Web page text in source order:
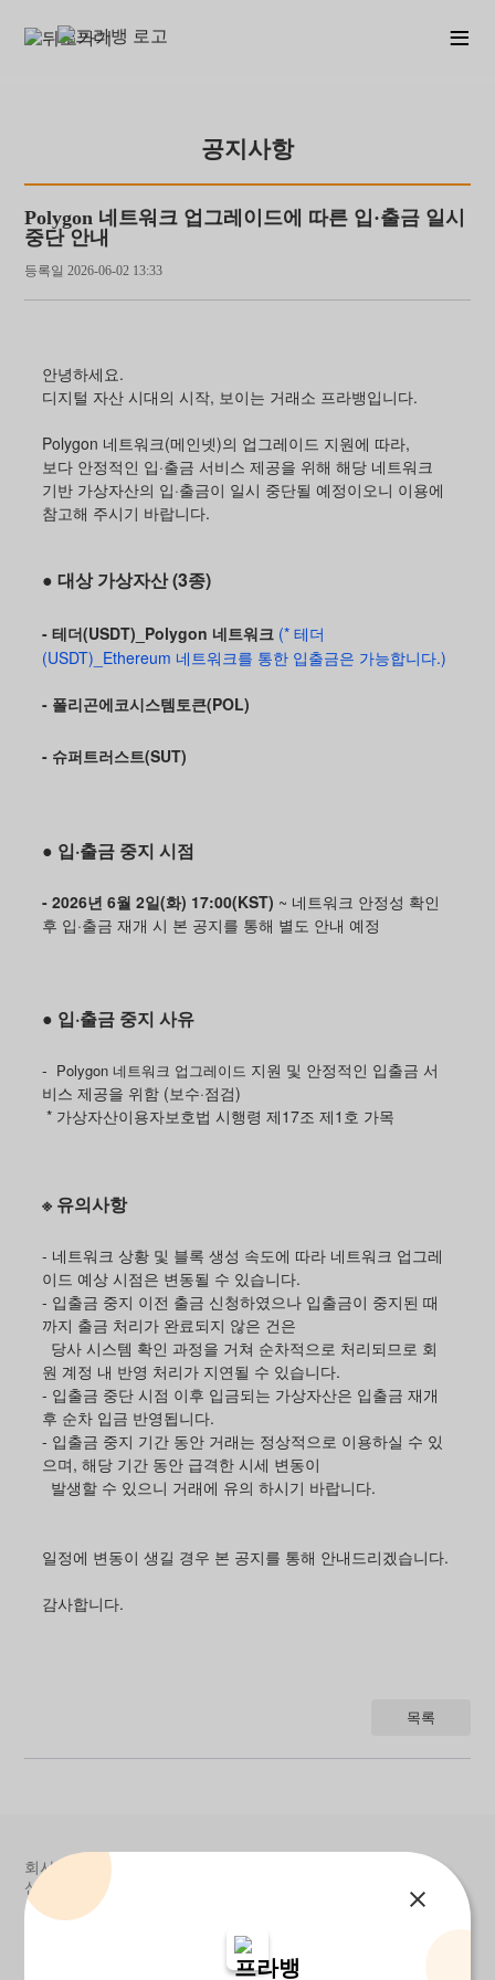
≡
공지사항
Polygon 네트워크 업그레이드에 따른 입·출금 일시
중단 안내
등록일2026-06-02 13:33
안녕하세요.
디지털 자산 시대의 시작, 보이는 거래소 프라뱅입니다.
Polygon 네트워크(메인넷)의 업그레이드 지원에 따라,
보다 안정적인 입·출금 서비스 제공을 위해 해당 네트워크
기반 가상자산의 입·출금이 일시 중단될 예정이오니 이용에
참고해 주시기 바랍니다.
● 대상 가상자산 (3종)
- 테더(USDT)_Polygon 네트워크 (* 테더
(USDT)_Ethereum 네트워크를 통한 입출금은 가능합니다.)
- 폴리곤에코시스템토큰(POL)
- 슈퍼트러스트(SUT)
● 입·출금 중지 시점
- 2026년 6월 2일(화) 17:00(KST) ~ 네트워크 안정성 확인
후 입·출금 재개 시 본 공지를 통해 별도 안내 예정
● 입·출금 중지 사유
- Polygon 네트워크 업그레이드 지원 및 안정적인 입출금 서
비스 제공을 위함 (보수·점검)
* 가상자산이용자보호법 시행령 제17조 제1호 가목
※ 유의사항
- 네트워크 상황 및 블록 생성 속도에 따라 네트워크 업그레
이드 예상 시점은 변동될 수 있습니다.
- 입출금 중지 이전 출금 신청하였으나 입출금이 중지된 때
까지 출금 처리가 완료되지 않은 건은
당사 시스템 확인 과정을 거쳐 순차적으로 처리되므로 회
원 계정 내 반영 처리가 지연될 수 있습니다.
- 입출금 중단 시점 이후 입금되는 가상자산은 입출금 재개
후 순차 입금 반영됩니다.
- 입출금 중지 기간 동안 거래는 정상적으로 이용하실 수 있
으며, 해당 기간 동안 급격한 시세 변동이
발생할 수 있으니 거래에 유의 하시기 바랍니다.
일정에 변동이 생길 경우 본 공지를 통해 안내드리겠습니다.
감사합니다.
목록
회사소개
신용정보활용체제